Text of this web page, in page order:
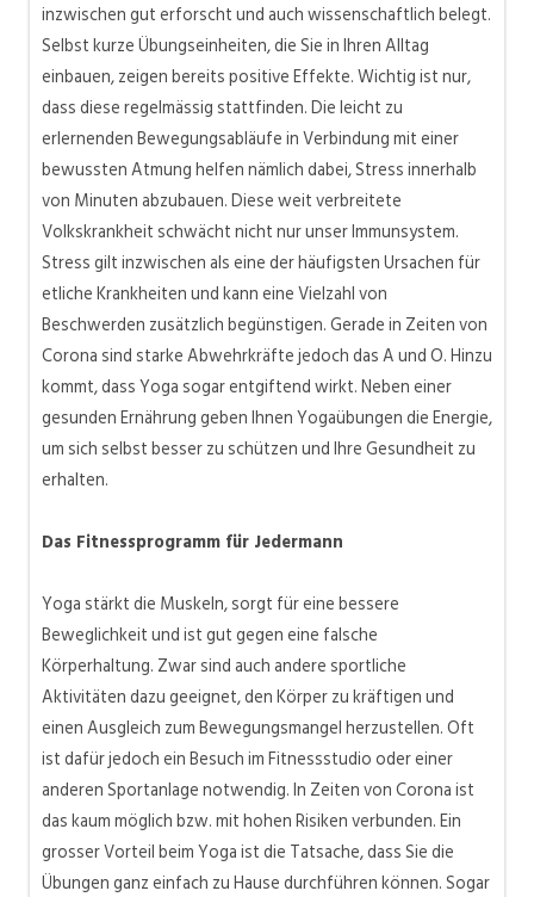
inzwischen gut erforscht und auch wissenschaftlich belegt.
Selbst kurze Übungseinheiten, die Sie in Ihren Alltag
einbauen, zeigen bereits positive Effekte. Wichtig ist nur,
dass diese regelmässig stattfinden. Die leicht zu
erlernenden Bewegungsabläufe in Verbindung mit einer
bewussten Atmung helfen nämlich dabei, Stress innerhalb
von Minuten abzubauen. Diese weit verbreitete
Volkskrankheit schwächt nicht nur unser Immunsystem.
Stress gilt inzwischen als eine der häufigsten Ursachen für
etliche Krankheiten und kann eine Vielzahl von
Beschwerden zusätzlich begünstigen. Gerade in Zeiten von
Corona sind starke Abwehrkräfte jedoch das A und O. Hinzu
kommt, dass Yoga sogar entgiftend wirkt. Neben einer
gesunden Ernährung geben Ihnen Yogaübungen die Energie,
um sich selbst besser zu schützen und Ihre Gesundheit zu
erhalten.
Das Fitnessprogramm für Jedermann
Yoga stärkt die Muskeln, sorgt für eine bessere
Beweglichkeit und ist gut gegen eine falsche
Körperhaltung. Zwar sind auch andere sportliche
Aktivitäten dazu geeignet, den Körper zu kräftigen und
einen Ausgleich zum Bewegungsmangel herzustellen. Oft
ist dafür jedoch ein Besuch im Fitnessstudio oder einer
anderen Sportanlage notwendig. In Zeiten von Corona ist
das kaum möglich bzw. mit hohen Risiken verbunden. Ein
grosser Vorteil beim Yoga ist die Tatsache, dass Sie die
Übungen ganz einfach zu Hause durchführen können. Sogar